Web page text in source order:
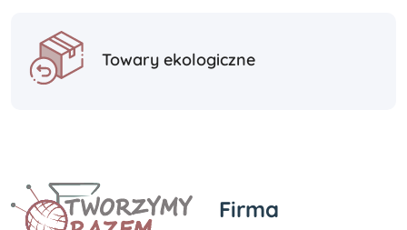
Towary ekologiczne
Firma